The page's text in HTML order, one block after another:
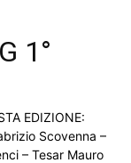
1°
EDIZIONE:
Scovenna –
– Tesar Mauro